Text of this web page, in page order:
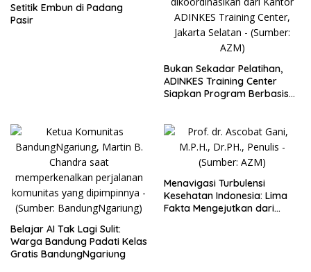
Setitik Embun di Padang
Pasir
Bukan Sekadar Pelatihan,
ADINKES Training Center
Siapkan Program Berbasis
Belajar AI Tak Lagi Sulit:
Warga Bandung Padati Kelas
Gratis BandungNgariung
Menavigasi Turbulensi
Kesehatan Indonesia: Lima
Fakta Mengejutkan dari